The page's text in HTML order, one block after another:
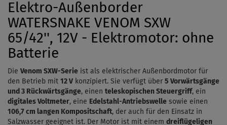
Elektro-Außenborder
WATERSNAKE VENOM SXW
65/42'', 12V - Elektromotor: ohne
Batterie
Die Venom SXW-Serie ist als elektrischer Außenbordmotor für
den Betrieb mit 12 V konzipiert. Sie verfügt über 5 Vorwärtsgänge
und 3 Rückwärtsgänge, einen teleskopischen Steuergriff, ein
digitales Voltmeter, eine Edelstahl-Antriebswelle sowie einen
106,7 cm langen Kompositschaft, der auch für den Einsatz in
Salzwasser geeignet ist. Der Motor ist mit einem dreiflügeligen